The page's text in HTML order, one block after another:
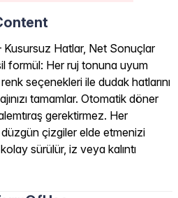
Kusursuz Hatlar, Net Sonuçlar
formül: Her ruj tonuna uyum
seçenekleri ile dudak hatlarını
tamamlar. Otomatik döner
gerektirmez. Her
çizgiler elde etmenizi
sürülür, iz veya kalıntı